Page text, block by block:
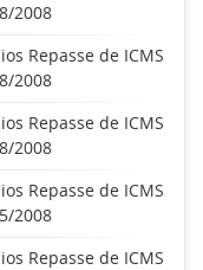
2008
Repasse de ICMS
2008
Repasse de ICMS
2008
Repasse de ICMS
2008
Repasse de ICMS